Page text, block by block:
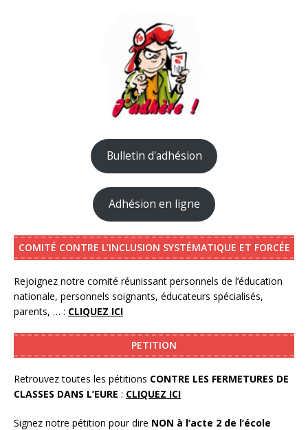
Bulletin d'adhésion
Adhésion en ligne
COMITÉ CONTRE L’INCLUSION SYSTÉMATIQUE ET FORCÉE
Rejoignez notre comité réunissant personnels de l’éducation
nationale, personnels soignants, éducateurs spécialisés,
parents, … : CLIQUEZ ICI
PETITION
Retrouvez toutes les pétitions CONTRE LES FERMETURES DE
CLASSES DANS L’EURE : CLIQUEZ ICI
Signez notre pétition pour dire NON à l’acte 2 de l’école